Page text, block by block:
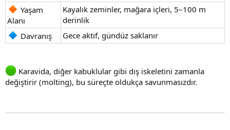
Yaşam
Alanı
Kayalık zeminler, mağara içleri, 5–100 m
derinlik
Davranış
Gece aktif, gündüz saklanır
Karavida, diğer kabuklular gibi dış iskeletini zamanla
değiştirir (molting), bu süreçte oldukça savunmasızdır.